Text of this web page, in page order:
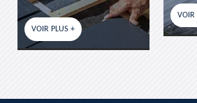
VOIR PLUS +
VOIR